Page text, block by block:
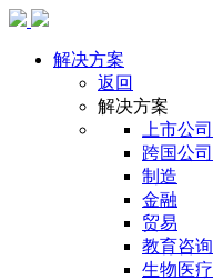
解决方案
返回
解决方案
上市公司
跨国公司
制造
金融
贸易
教育咨询
生物医疗